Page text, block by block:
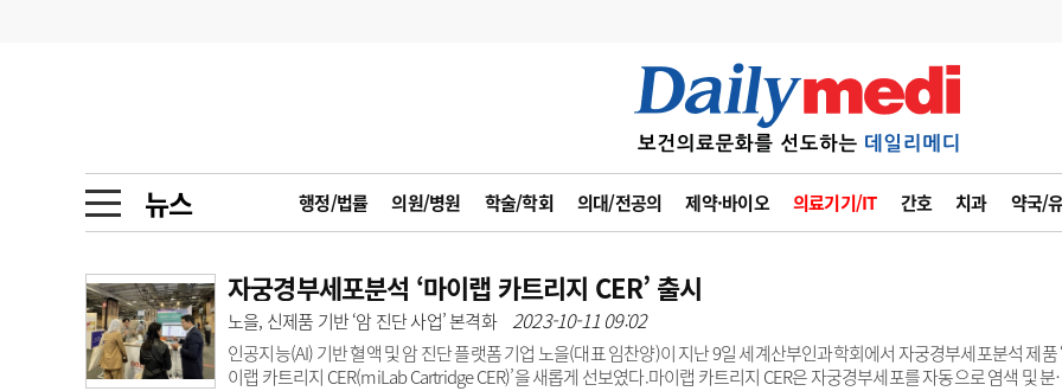
뉴스 행정/법률 의원/병원 학술/학회 의대/전공의 제약·바이오 의료기기/IT 간호 치과 약국/
금주의 검색어
1
의사인력 수급 추계
2
성분명 처방
3
AI의료
4
전공의 모집 결과
6
관리급여 실시
9
의과대학 입시
사고
수첩
인물 초대석 피플
포토뉴스 포토뉴스
메디 Hospital 지역병원 중소병원
자궁경부세포분석 ‘마이랩 카트리지 CER’ 출시
노을, 신제품 기반 ‘암 진단 사업’ 본격화 2023-10-11 09:02
인공지능(AI) 기반 혈액 및 암 진단 플랫폼 기업 노을(대표 임찬양)이 지난 9일 세계산부인과학회에서 자궁경부세포분석 제품
이랩 카트리지 CER(miLab Cartridge CER)’을 새롭게 선보였다.마이랩 카트리지 CER은 자궁경부세포를 자동으로 염색 및 분